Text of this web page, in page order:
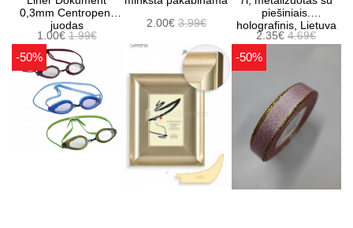
0,3mm Centropen,
juodas
1.00€1.99€
2.00€ 3.99€
piešiniais.
holografinis, Lietuva
2.35€4.69€
-50% -50%